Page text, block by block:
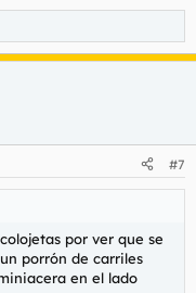
#7
por ver que se
porrón de carriles
en el lado